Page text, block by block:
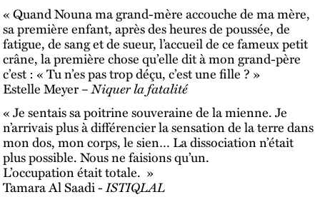
« Quand Nouna ma grand-mère accouche de ma mère,
sa première enfant, après des heures de poussée, de
fatigue, de sang et de sueur, l’accueil de ce fameux petit
crâne, la première chose qu’elle dit à mon grand-père
c’est : « Tu n’es pas trop déçu, c’est une fille ? »
Estelle Meyer –Niquer la fatalité
« Je sentais sa poitrine souveraine de la mienne. Je
n’arrivais plus à différencier la sensation de la terre dans
mon dos, mon corps, le sien… La dissociation n’était
plus possible. Nous ne faisions qu’un.
L’occupation était totale. »
Tamara Al Saadi -ISTIQLAL